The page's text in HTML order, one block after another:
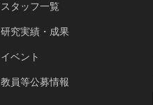
スタッフ一覧
研究実績・成果
イベント
教員等公募情報